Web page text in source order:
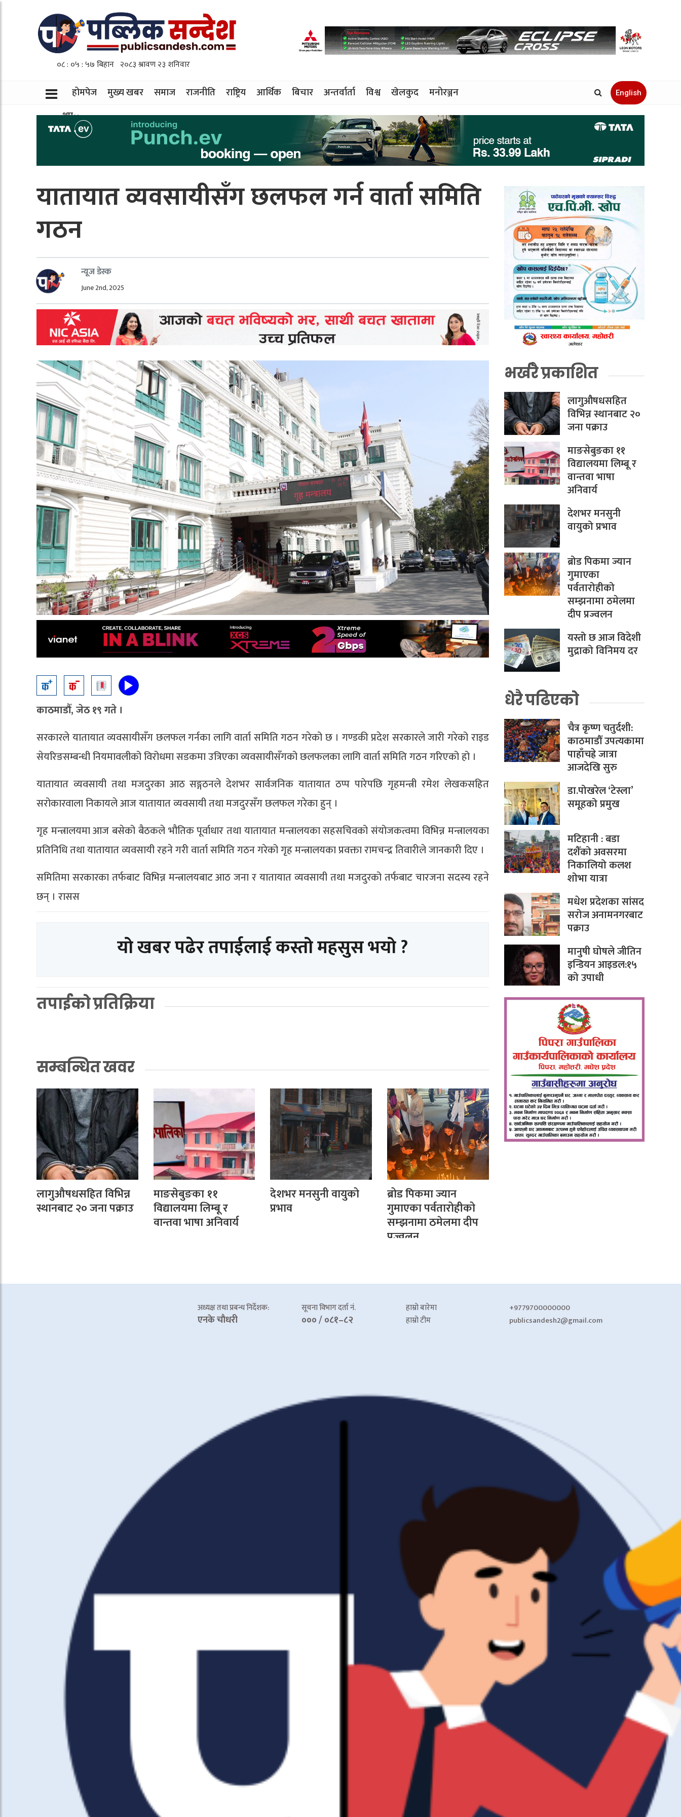
होमपेज मुख्य खबर समाज राजनीति राष्ट्रिय आर्थिक बिचार अन्तर्वार्ता विश्व खेलकुद
मनोरञ्जन
थप
English
यातायात व्यवसायीसँग छलफल गर्न वार्ता समिति
गठन
न्यूज डेस्क
June 2nd, 2025
काठमाडौँ, जेठ १९ गते ।
सरकारले यातायात व्यवसायीसँग छलफल गर्नका लागि वार्ता समिति गठन गरेको छ । गण्डकी प्रदेश सरकारले जारी गरेको राइड
सेयरिङसम्बन्धी नियमावलीको विरोधमा सडकमा उत्रिएका व्यवसायीसँगको छलफलका लागि वार्ता समिति गठन गरिएको हो ।
यातायात व्यवसायी तथा मजदुरका आठ सङ्गठनले देशभर सार्वजनिक यातायात ठप्प पारेपछि गृहमन्त्री रमेश लेखकसहित
सरोकारवाला निकायले आज यातायात व्यवसायी तथा मजदुरसँग छलफल गरेका हुन् ।
गृह मन्त्रालयमा आज बसेको बैठकले भौतिक पूर्वाधार तथा यातायात मन्त्रालयका सहसचिवको संयोजकत्वमा विभिन्न मन्त्रालयका
प्रतिनिधि तथा यातायात व्यवसायी रहने गरी वार्ता समिति गठन गरेको गृह मन्त्रालयका प्रवक्ता रामचन्द्र तिवारीले जानकारी दिए ।
समितिमा सरकारका तर्फबाट विभिन्न मन्त्रालयबाट आठ जना र यातायात व्यवसायी तथा मजदुरको तर्फबाट चारजना सदस्य रहने
छन् । रासस
यो खबर पढेर तपाईलाई कस्तो महसुस भयो ?
तपाईको प्रतिक्रिया
सम्बन्धित खवर
लागुऔषधसहित विभिन्न
स्थानबाट २० जना पक्राउ
माङसेबुङका ११
विद्यालयमा लिम्बू र
वान्तवा भाषा अनिवार्य
देशभर मनसुनी वायुको
प्रभाव
ब्रोड पिकमा ज्यान
गुमाएका पर्वतारोहीको
सम्झनामा ठमेलमा दीप
प्रज्वलन
भर्खरै प्रकाशित
लागुऔषधसहित
विभिन्न स्थानबाट २०
जना पक्राउ
माङसेबुङका ११
विद्यालयमा लिम्बू र
वान्तवा भाषा
अनिवार्य
देशभर मनसुनी
वायुको प्रभाव
ब्रोड पिकमा ज्यान
गुमाएका
पर्वतारोहीको
सम्झनामा ठमेलमा
दीप प्रज्वलन
यस्तो छ आज विदेशी
मुद्राको विनिमय दर
धेरै पढिएको
चैत्र कृष्ण चतुर्दशी:
काठमाडौँ उपत्यकामा
पाहाँचह्रे जात्रा
आजदेखि सुरु
डा.पोखरेल ‘टेस्ला’
समूहको प्रमुख
मटिहानी : बडा
दशैँको अवसरमा
निकालियो कलश
शोभा यात्रा
मधेश प्रदेशका सांसद
सरोज अनामनगरबाट
पक्राउ
मानुषी घोषले जीतिन
इन्डियन आइडल:१५
को उपाधी
अध्यक्ष तथा प्रबन्ध निर्देशक:
एनके चाैधरी
सूचना विभाग दर्ता नं.
००० / ०८१–८२
हाम्रो बारेमा
हाम्रो टीम
+9779700000000
publicsandesh2@gmail.com